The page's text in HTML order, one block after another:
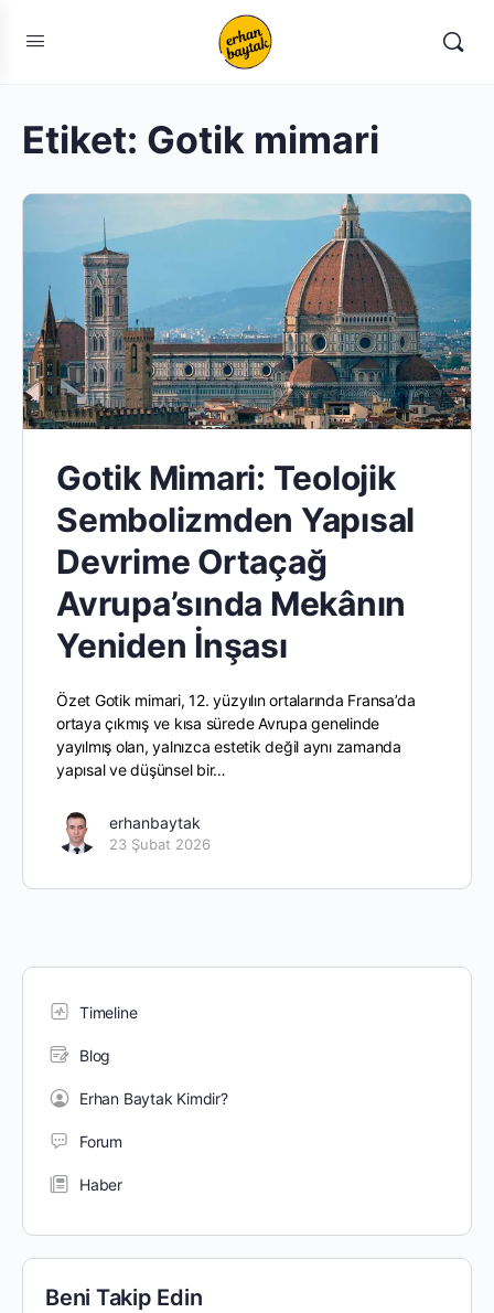
Etiket: Gotik mimari
Gotik Mimari: Teolojik
Sembolizmden Yapısal
Devrime Ortaçağ
Avrupa’sında Mekânın
Yeniden İnşası
Özet Gotik mimari, 12. yüzyılın ortalarında Fransa’da
ortaya çıkmış ve kısa sürede Avrupa genelinde
yayılmış olan, yalnızca estetik değil aynı zamanda
yapısal ve düşünsel bir…
erhanbaytak
23 Şubat 2026
Timeline
Blog
Erhan Baytak Kimdir?
Forum
Haber
Beni Takip Edin